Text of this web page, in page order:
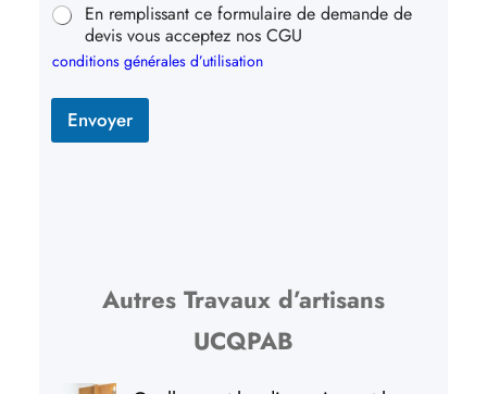
En remplissant ce formulaire de demande de
devis vous acceptez nos CGU
conditions générales d’utilisation
Envoyer
Autres Travaux d’artisans
UCQPAB